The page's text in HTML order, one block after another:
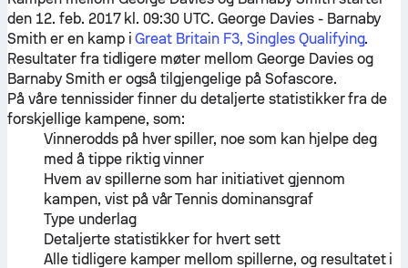
den 12. feb. 2017 kl. 09:30 UTC.George Davies- Barnaby
Smither en kamp iGreat Britain F3, Singles Qualifying.
Resultater fra tidligere møter mellom George Daviesog
Barnaby Smither også tilgjengelige på Sofascore.
På våre tennissider finner du detaljerte statistikker fra de
forskjellige kampene, som:
Vinnerodds på hver spiller, noe som kan hjelpe deg
med å tippe riktig vinner
Hvem av spillerne som har initiativet gjennom
kampen, vist på vår Tennis dominansgraf
Type underlag
Detaljerte statistikker for hvert sett
Alle tidligere kamper mellom spillerne, og resultatet i